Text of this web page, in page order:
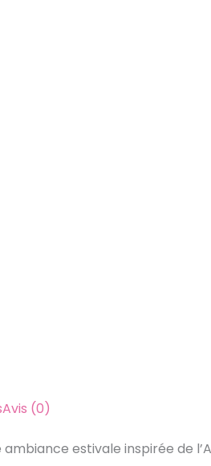
Avis (0)
estivale inspirée de